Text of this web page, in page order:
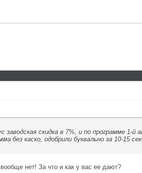
скидка в 7%, и по программе 1-
без каско, одобрили буквально за 10-15
нет! За что и как у вас ее дают?